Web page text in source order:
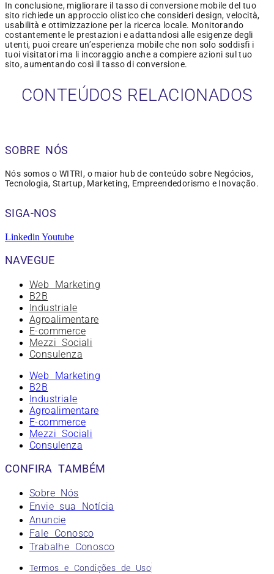
In conclusione, migliorare il tasso di conversione mobile del tuo
sito richiede un approccio olistico che consideri design, velocità,
usabilità e ottimizzazione per la ricerca locale. Monitorando
costantemente le prestazioni e adattandosi alle esigenze degli
utenti, puoi creare un’esperienza mobile che non solo soddisfi i
tuoi visitatori ma li incoraggio anche a compiere azioni sul tuo
sito, aumentando così il tasso di conversione.
CONTEÚDOS RELACIONADOS
SOBRE NÓS
Nós somos o WITRI, o maior hub de conteúdo sobre Negócios,
Tecnologia, Startup, Marketing, Empreendedorismo e Inovação.
SIGA-NOS
Linkedin Youtube
NAVEGUE
Web Marketing
B2B
Industriale
Agroalimentare
E-commerce
Mezzi Sociali
Consulenza
Web Marketing
B2B
Industriale
Agroalimentare
E-commerce
Mezzi Sociali
Consulenza
CONFIRA TAMBÉM
Sobre Nós
Envie sua Notícia
Anuncie
Fale Conosco
Trabalhe Conosco
Termos e Condições de Uso